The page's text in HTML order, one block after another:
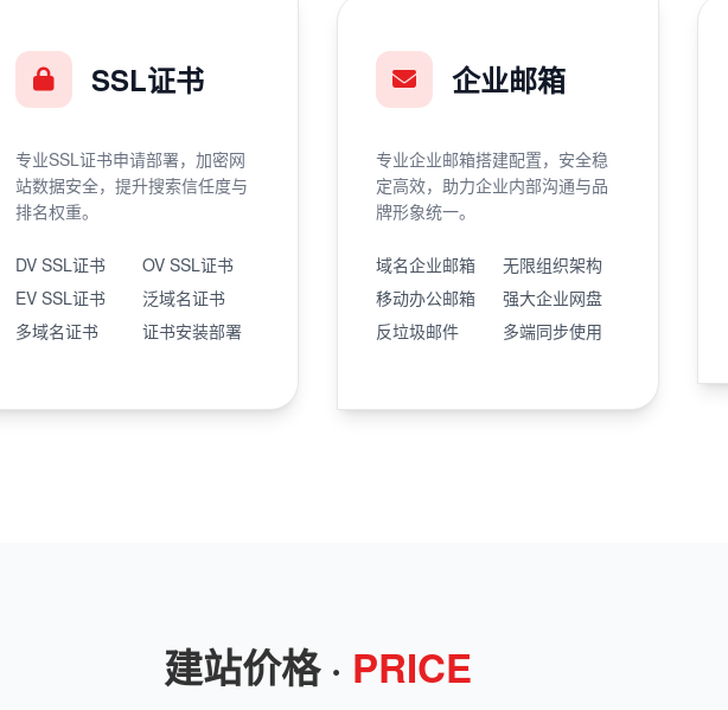
SSL证书
专业SSL证书申请部署，加密网
站数据安全，提升搜索信任度与
排名权重。
DV SSL证书
OV SSL证书
EV SSL证书
泛域名证书
多域名证书
证书安装部署
企业邮箱
专业企业邮箱搭建配置，安全稳
定高效，助力企业内部沟通与品
牌形象统一。
域名企业邮箱
无限组织架构
移动办公邮箱
强大企业网盘
反垃圾邮件
多端同步使用
建站价格 · PRICE